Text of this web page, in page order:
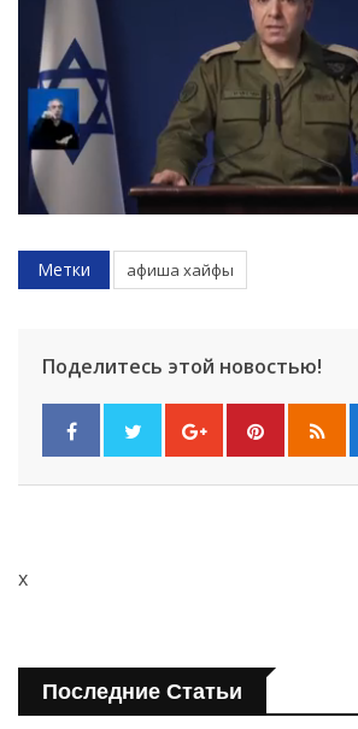
Метки афиша хайфы
Поделитесь этой новостью!
x
Последние Статьи